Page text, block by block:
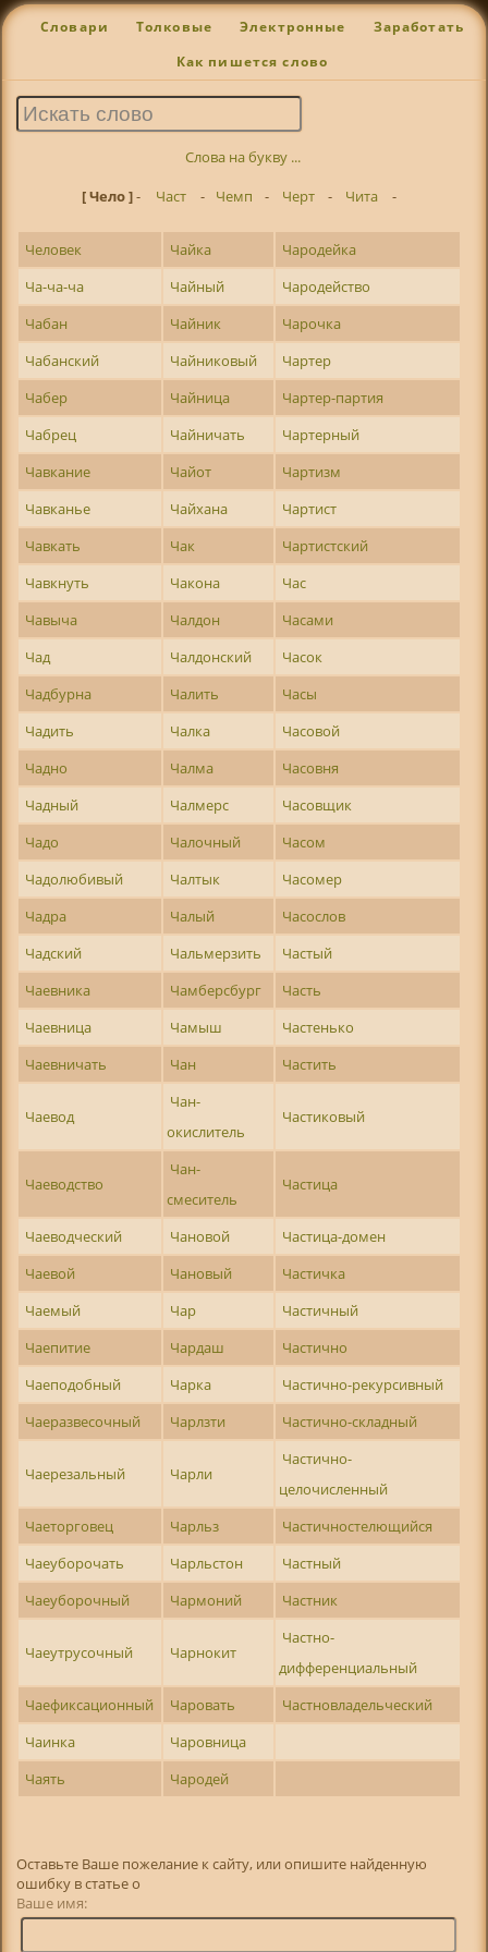
Словари Толковые Электронные Заработать
Как пишется слово
Слова на букву ...
[ Чело ]- Част - Чемп - Черт - Чита -
Человек Чайка
Чародейка
Ча-ча-ча
Чайный
Чародейство
Чабан
Чайник
Чарочка
Чабанский
Чайниковый
Чартер
Чабер
Чайница
Чартер-партия
Чабрец
Чайничать
Чартерный
Чавкание
Чайот
Чартизм
Чавканье
Чайхана
Чартист
Чавкать
Чак
Чартистский
Чавкнуть
Чакона
Час
Чавыча
Чалдон
Часами
Чад
Чалдонский
Часок
Чадбурна
Чалить
Часы
Чадить
Чалка
Часовой
Чадно
Чалма
Часовня
Чадный
Чалмерс
Часовщик
Чадо
Чалочный
Часом
Чадолюбивый
Чалтык
Часомер
Чадра
Чалый
Часослов
Чадский
Чальмерзить
Частый
Чаевника
Чамберсбург
Часть
Чаевница
Чамыш
Частенько
Чаевничать
Чан Частить
Чаевод
Чан-
окислитель
Частиковый
Чаеводство
Чан-
смеситель
Частица
Чаеводческий Чановой
Частица-домен
Чаевой
Чановый
Частичка
Чаемый
Чар
Частичный
Чаепитие
Чардаш
Частично
Чаеподобный
Чарка
Частично-рекурсивный
Чаеразвесочный
Чарлзти Частично-складный
Чаерезальный Чарли
Частично-
целочисленный
Чаеторговец
Чарльз
Частичностелющийся
Чаеуборочать
Чарльстон
Частный
Чаеуборочный
Чармоний Частник
Чаеутрусочный Чарнокит
Частно-
дифференциальный
Чаефиксационный
Чаровать
Частновладельческий
Чаинка
Чаровница
Чаять
Чародей
Оставьте Ваше пожелание к сайту, или опишите найденную
ошибку в статье о
Ваше имя: